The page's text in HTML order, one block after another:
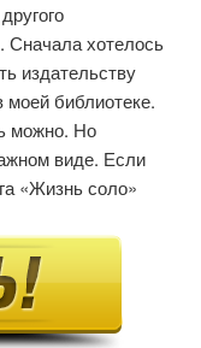
Сначала хотелось
издательству
моей библиотеке.
можно. Но
виде. Если
«Жизнь соло»